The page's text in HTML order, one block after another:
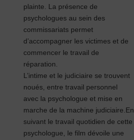
plainte. La présence de
psychologues au sein des
commissariats permet
d’accompagner les victimes et de
commencer le travail de
réparation.
L’intime et le judiciaire se trouvent
noués, entre travail personnel
avec la psychologue et mise en
marche de la machine judiciaire. En
suivant le travail quotidien de cette
psychologue, le film dévoile une